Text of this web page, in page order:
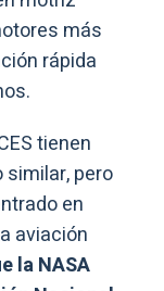
más
rápida
tienen
pero
en
aviación
la NASA